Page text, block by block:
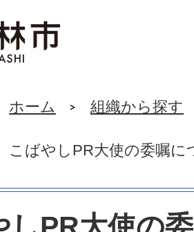
ホーム 組織から探す
こばやしPR大使の委嘱に